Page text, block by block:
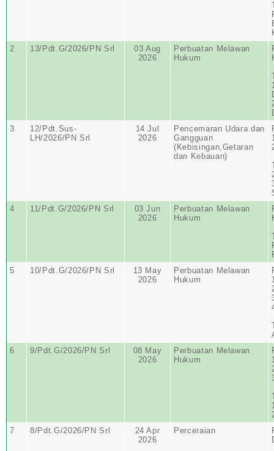
2
13/Pdt.G/2026/PN Srl
03 Aug
2026
Perbuatan Melawan
Hukum
3
12/Pdt.Sus-
LH/2026/PN Srl
14 Jul
2026
Pencemaran Udara dan
Gangguan
(Kebisingan,Getaran
dan Kebauan)
4
11/Pdt.G/2026/PN Srl
03 Jun
2026
Perbuatan Melawan
Hukum
5
10/Pdt.G/2026/PN Srl
13 May
2026
Perbuatan Melawan
Hukum
6
9/Pdt.G/2026/PN Srl
08 May
2026
Perbuatan Melawan
Hukum
7
8/Pdt.G/2026/PN Srl
24 Apr
2026
Perceraian